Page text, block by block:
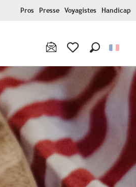
Pros Presse Voyagistes Handicap